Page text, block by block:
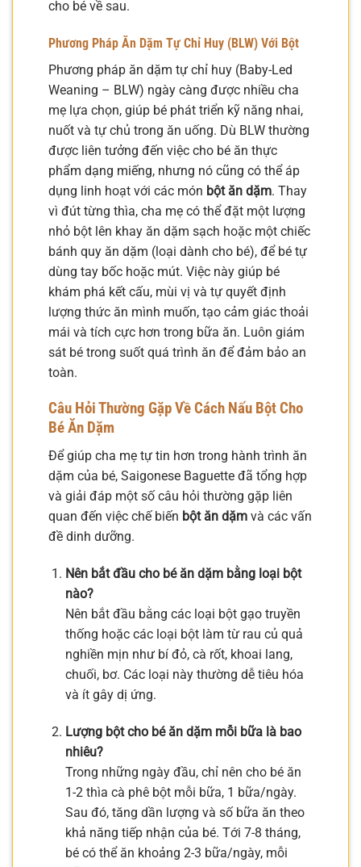
cho bé về sau.
Phương Pháp Ăn Dặm Tự Chỉ Huy (BLW) Với Bột
Phương pháp ăn dặm tự chỉ huy (Baby-Led
Weaning – BLW) ngày càng được nhiều cha
mẹ lựa chọn, giúp bé phát triển kỹ năng nhai,
nuốt và tự chủ trong ăn uống. Dù BLW thường
được liên tưởng đến việc cho bé ăn thực
phẩm dạng miếng, nhưng nó cũng có thể áp
dụng linh hoạt với các món bột ăn dặm. Thay
vì đút từng thìa, cha mẹ có thể đặt một lượng
nhỏ bột lên khay ăn dặm sạch hoặc một chiếc
bánh quy ăn dặm (loại dành cho bé), để bé tự
dùng tay bốc hoặc mút. Việc này giúp bé
khám phá kết cấu, mùi vị và tự quyết định
lượng thức ăn mình muốn, tạo cảm giác thoải
mái và tích cực hơn trong bữa ăn. Luôn giám
sát bé trong suốt quá trình ăn để đảm bảo an
toàn.
Câu Hỏi Thường Gặp VềCách Nấu Bột Cho
Bé Ăn Dặm
Để giúp cha mẹ tự tin hơn trong hành trình ăn
dặm của bé, Saigonese Baguette đã tổng hợp
và giải đáp một số câu hỏi thường gặp liên
quan đến việc chế biến bột ăn dặm và các vấn
đề dinh dưỡng.
Nên bắt đầu cho bé ăn dặm bằng loại bột
nào?
Nên bắt đầu bằng các loại bột gạo truyền
thống hoặc các loại bột làm từ rau củ quả
nghiền mịn như bí đỏ, cà rốt, khoai lang,
chuối, bơ. Các loại này thường dễ tiêu hóa
và ít gây dị ứng.
Lượng bột cho bé ăn dặm mỗi bữa là bao
nhiêu?
Trong những ngày đầu, chỉ nên cho bé ăn
1-2 thìa cà phê bột mỗi bữa, 1 bữa/ngày.
Sau đó, tăng dần lượng và số bữa ăn theo
khả năng tiếp nhận của bé. Tới 7-8 tháng,
bé có thể ăn khoảng 2-3 bữa/ngày, mỗi